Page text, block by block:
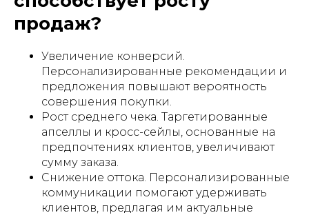
продаж?
Увеличение конверсий.
Персонализированные рекомендации и
предложения повышают вероятность
совершения покупки.
Рост среднего чека. Таргетированные
апселлы и кросс-сейлы, основанные на
предпочтениях клиентов, увеличивают
сумму заказа.
Снижение оттока. Персонализированные
коммуникации помогают удерживать
клиентов, предлагая им актуальные